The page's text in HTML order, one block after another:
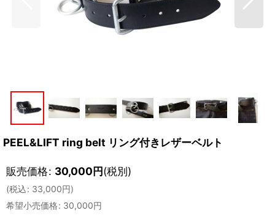
PEEL&LIFT ring belt リング付きレザーベルト
販売価格: 30,000円(税別)
(税込: 33,000円)
希望小売価格: 30,000円